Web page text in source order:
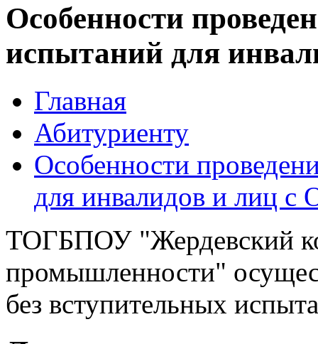
Особенности
испытаний для
Главная
Абитуриенту
Особенности
для инвалидов и лиц с
ТОГБПОУ "Жердевский
промышленности"
без вступительных